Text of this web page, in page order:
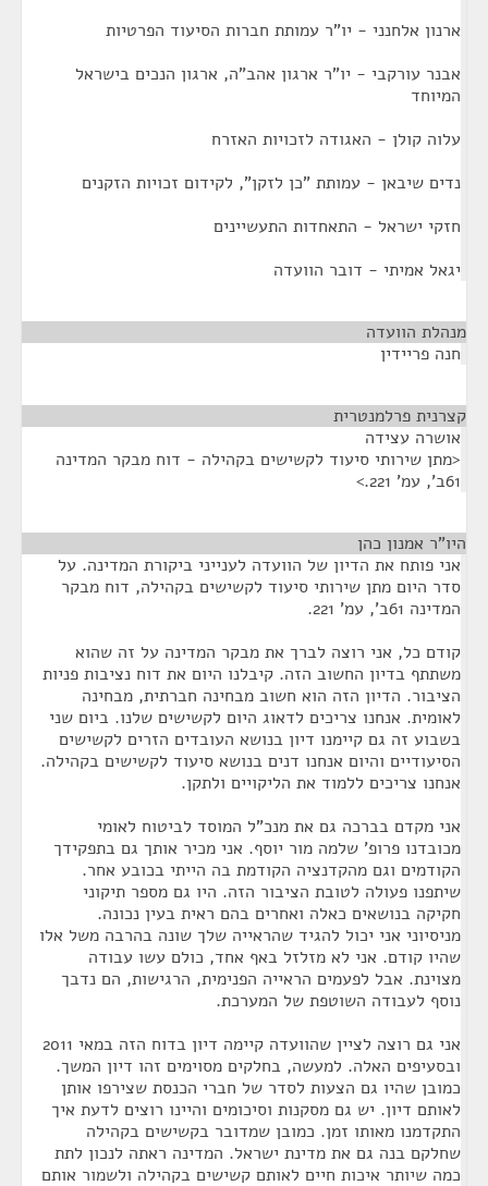
ארנון אלחנני - יו"ר עמותת חברות הסיעוד הפרטיות
אבנר עורקבי - יו"ר ארגון אהב"ה, ארגון הנכים בישראל
המיוחד
עלוה קולן - האגודה לזכויות האזרח
נדים שיבאן - עמותת "כן לזקן", לקידום זכויות הזקנים
חזקי ישראל - התאחדות התעשיינים
יגאל אמיתי - דובר הוועדה
מנהלת הוועדה
חנה פריידין
קצרנית פרלמנטרית
אושרה עצידה
<מתן שירותי סיעוד לקשישים בקהילה - דוח מבקר המדינה
61ב', עמ' 221.>
היו"ר אמנון כהן
אני פותח את הדיון של הוועדה לענייני ביקורת המדינה. על
סדר היום מתן שירותי סיעוד לקשישים בקהילה, דוח מבקר
המדינה 61ב', עמ' 221.
קודם כל, אני רוצה לברך את מבקר המדינה על זה שהוא
משתתף בדיון החשוב הזה. קיבלנו היום את דוח נציבות פניות
הציבור. הדיון הזה הוא חשוב מבחינה חברתית, מבחינה
לאומית. אנחנו צריכים לדאוג היום לקשישים שלנו. ביום שני
בשבוע זה גם קיימנו דיון בנושא העובדים הזרים לקשישים
הסיעודיים והיום אנחנו דנים בנושא סיעוד לקשישים בקהילה.
אנחנו צריכים ללמוד את הליקויים ולתקן.
אני מקדם בברכה גם את מנכ"ל המוסד לביטוח לאומי
מכובדנו פרופ' שלמה מור יוסף. אני מכיר אותך גם בתפקידך
הקודמים וגם מהקדנציה הקודמת בה הייתי בכובע אחר.
שיתפנו פעולה לטובת הציבור הזה. היו גם מספר תיקוני
חקיקה בנושאים כאלה ואחרים בהם ראית בעין נכונה.
מניסיוני אני יכול להגיד שהראייה שלך שונה בהרבה משל אלו
שהיו קודם. אני לא מזלזל באף אחד, כולם עשו עבודה
מצוינת. אבל לפעמים הראייה הפנימית, הרגישות, הם נדבך
נוסף לעבודה השוטפת של המערכת.
אני גם רוצה לציין שהוועדה קיימה דיון בדוח הזה במאי 2011
ובסעיפים האלה. למעשה, בחלקים מסוימים זהו דיון המשך.
כמובן שהיו גם הצעות לסדר של חברי הכנסת שצירפו אותן
לאותם דיון. יש גם מסקנות וסיכומים והיינו רוצים לדעת איך
התקדמנו מאותו זמן. כמובן שמדובר בקשישים בקהילה
שחלקם בנה גם את מדינת ישראל. המדינה ראתה לנכון לתת
כמה שיותר איכות חיים לאותם קשישים בקהילה ולשמור אותם